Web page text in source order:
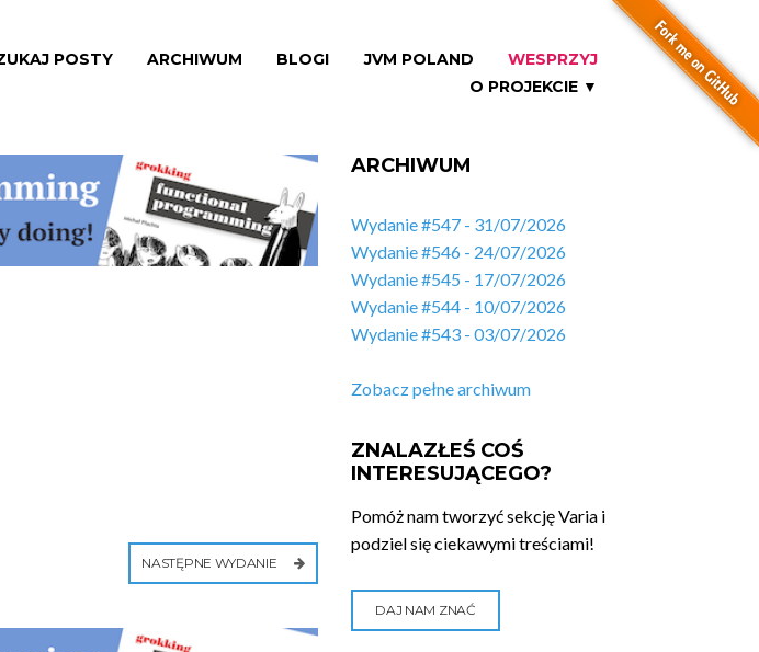
POSTY ARCHIWUM BLOGI JVM POLAND
WESPRZYJ
O PROJEKCIE ▼
NASTĘPNE WYDANIE
ARCHIWUM
Wydanie #547 - 31/07/2026
Wydanie #546 - 24/07/2026
Wydanie #545 - 17/07/2026
Wydanie #544 - 10/07/2026
Wydanie #543 - 03/07/2026
Zobacz pełne archiwum
ZNALAZŁEŚ COŚ
INTERESUJĄCEGO?
Pomóż nam tworzyć sekcję Varia i
podziel się ciekawymi treściami!
DAJ NAM ZNAĆ